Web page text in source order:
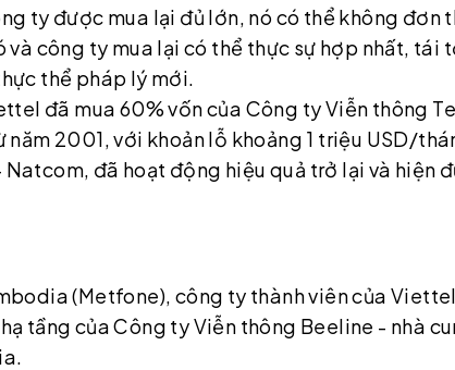
ty được mua lại đủ lớn, nó có thể không đơn
và công ty mua lại có thể thực sự hợp nhất, tái
thể pháp lý mới.
đã mua 60% vốn của Công ty Viễn thông
2001, với khoản lỗ khoảng 1 triệu USD/
đã hoạt động hiệu quả trở lại và hiện
(Metfone), công ty thành viên của
tầng của Công ty Viễn thông Beeline - nhà